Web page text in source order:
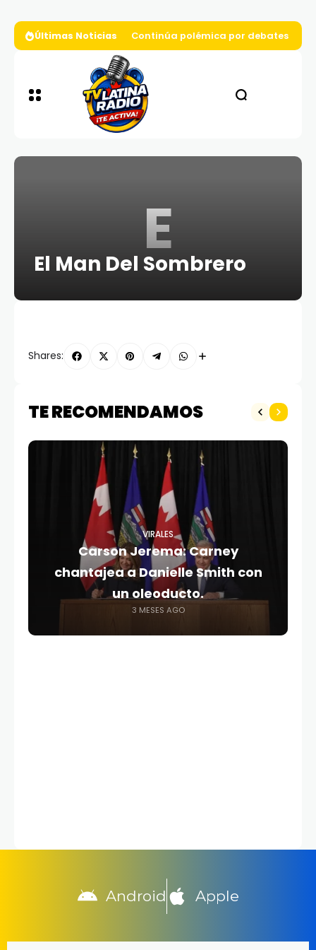
Últimas Noticias Continúa polémica por debates
E
El Man Del Sombrero
Shares:
TE RECOMENDAMOS
VIRALES
Carson Jerema: Carney
chantajea a Danielle Smith con
un oleoducto.
3 MESES AGO
Android Apple